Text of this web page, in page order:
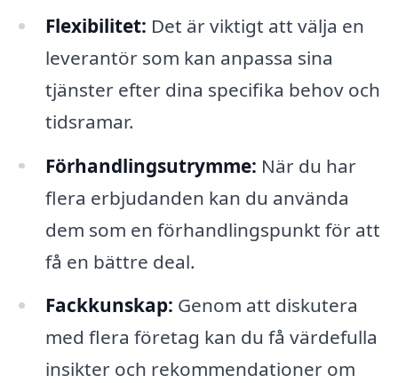
Flexibilitet: Det är viktigt att välja en
leverantör som kan anpassa sina
tjänster efter dina specifika behov och
tidsramar.
Förhandlingsutrymme: När du har
flera erbjudanden kan du använda
dem som en förhandlingspunkt för att
få en bättre deal.
Fackkunskap: Genom att diskutera
med flera företag kan du få värdefulla
insikter och rekommendationer om